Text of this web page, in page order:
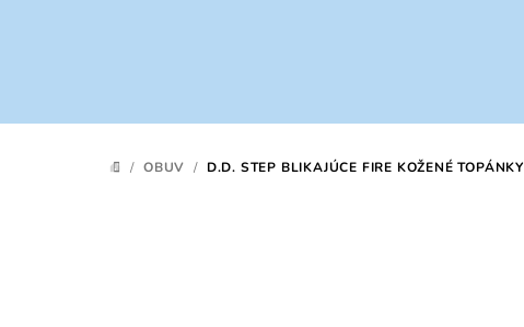
DOMOV
/ OBUV / D.D. STEP BLIKAJÚCE FIRE KOŽENÉ TOPÁNKY